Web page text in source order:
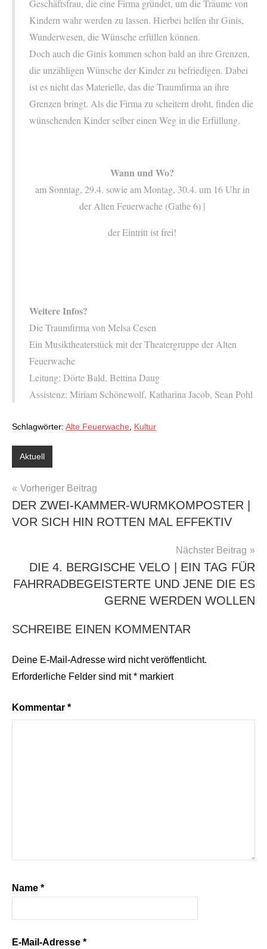
Geschäftsfrau, die eine Firma gründet, um die Träume von
Kindern wahr werden zu lassen. Hierbei helfen ihr Ginis,
Wunderwesen, die Wünsche erfüllen können.
Doch auch die Ginis kommen schon bald an ihre Grenzen,
die unzähligen Wünsche der Kinder zu befriedigen. Dabei
ist es nicht das Materielle, das die Traumfirma an ihre
Grenzen bringt. Als die Firma zu scheitern droht, finden die
wünschenden Kinder selber einen Weg in die Erfüllung.
Wann und Wo?
am Sonntag, 29.4. sowie am Montag, 30.4. um 16 Uhr in
der Alten Feuerwache (Gathe 6) |
der Eintritt ist frei!
Weitere Infos?
Die Traumfirma von Melsa Cesen
Ein Musiktheaterstück mit der Theatergruppe der Alten
Feuerwache
Leitung: Dörte Bald, Bettina Daug
Assistenz: Miriam Schönewolf, Katharina Jacob, Sean Pohl
Schlagwörter: Alte Feuerwache Kultur
Aktuell
BEITRAGSNAVIGATION
Vorheriger Beitrag
DER ZWEI-KAMMER-WURMKOMPOSTER |
VOR SICH HIN ROTTEN MAL EFFEKTIV
Nächster Beitrag
DIE 4. BERGISCHE VELO | EIN TAG FÜR
FAHRRADBEGEISTERTE UND JENE DIE ES
GERNE WERDEN WOLLEN
SCHREIBE EINEN KOMMENTAR
Deine E-Mail-Adresse wird nicht veröffentlicht.
Erforderliche Felder sind mit* markiert
Kommentar *
Name *
E-Mail-Adresse *